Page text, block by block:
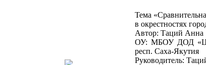
Тема
в окрестностях
Автор: Таций Анна
ОУ: МБОУ ДОД
респ. Саха-Якутия
Руководитель: